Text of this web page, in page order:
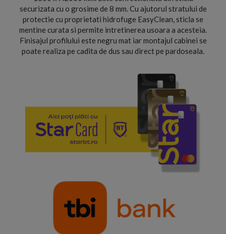
securizata cu o grosime de 8 mm. Cu ajutorul stratului de
protectie cu proprietati hidrofuge EasyClean, sticla se
mentine curata si permite intretinerea usoara a acesteia.
Finisajul profilului este negru mat iar montajul cabinei se
poate realiza pe cadita de dus sau direct pe pardoseala.